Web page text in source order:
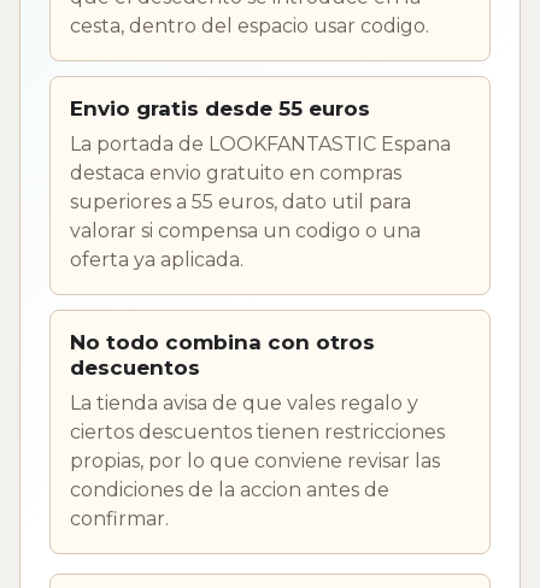
cesta, dentro del espacio usar codigo.
Envio gratis desde 55 euros
La portada de LOOKFANTASTIC Espana
destaca envio gratuito en compras
superiores a 55 euros, dato util para
valorar si compensa un codigo o una
oferta ya aplicada.
No todo combina con otros
descuentos
La tienda avisa de que vales regalo y
ciertos descuentos tienen restricciones
propias, por lo que conviene revisar las
condiciones de la accion antes de
confirmar.